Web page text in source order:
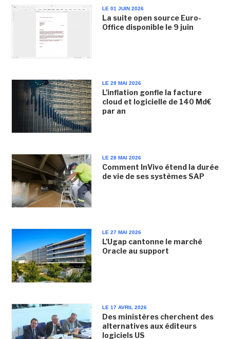
LE 01 JUIN 2026
La suite open source Euro-
Office disponible le 9 juin
LE 29 MAI 2026
L'inflation gonfle la facture
cloud et logicielle de 140 Md€
par an
LE 28 MAI 2026
Comment InVivo étend la durée
de vie de ses systèmes SAP
LE 27 MAI 2026
L'Ugap cantonne le marché
Oracle au support
LE 17 AVRIL 2026
Des ministères cherchent des
alternatives aux éditeurs
logiciels US